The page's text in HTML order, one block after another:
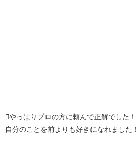
やっぱりプロの方に頼んで正解でした！
自分のことを前よりも好きになれました！